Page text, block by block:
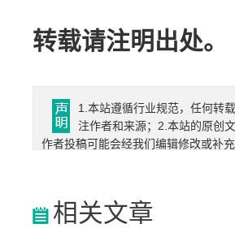
转载请注明出处。
1.本站遵循行业规范，任何转
注作者和来源；2.本站的原创
作者投稿可能会经我们编辑修改或补充
相关文章